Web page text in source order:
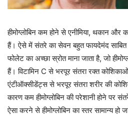
हीमोग्लोबिन कम होने से एनीमिया, थकान और
हैं। ऐसे में संतरे का सेवन बहुत फायदेमंद
फोलेट का अच्छा स्रोत माना जाता है, जो
हैं। विटामिन C से भरपूर संतरा रक्त
एंटीऑक्सीडेंट्स से भरपूर संतरा शरीर की
कारण कम हीमोग्लोबिन की परेशानी होने पर
ऐसा करने से हीमोग्लोबिन का स्तर सामान्य हो